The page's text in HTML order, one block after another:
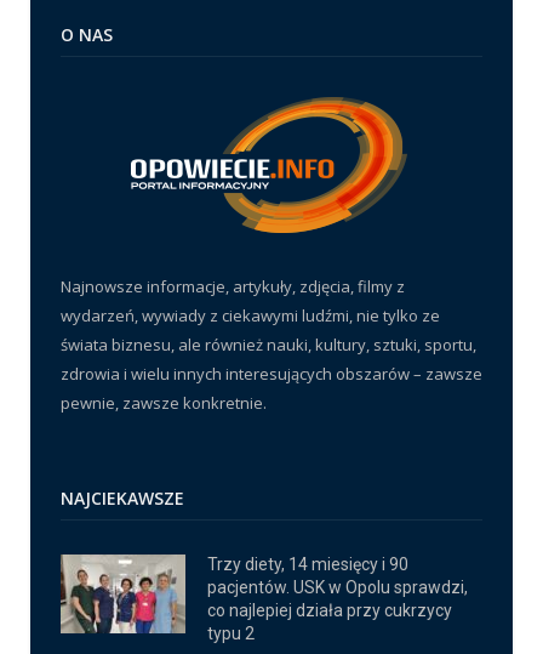
O NAS
Najnowsze informacje, artykuły, zdjęcia, filmy z
wydarzeń, wywiady z ciekawymi ludźmi, nie tylko ze
świata biznesu, ale również nauki, kultury, sztuki, sportu,
zdrowia i wielu innych interesujących obszarów – zawsze
pewnie, zawsze konkretnie.
NAJCIEKAWSZE
Trzy diety, 14 miesięcy i 90
pacjentów. USK w Opolu sprawdzi,
co najlepiej działa przy cukrzycy
typu 2